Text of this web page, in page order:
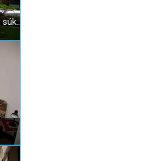
VILLA BELLA - ubytovanie v súkromí